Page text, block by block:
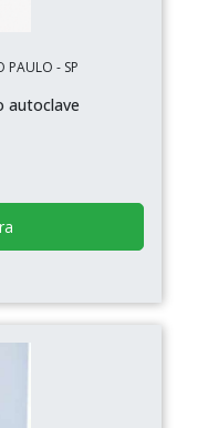
PAULO - SP
autoclave